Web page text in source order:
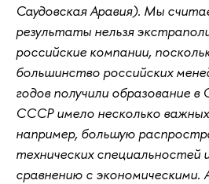
Саудовская Аравия). Мы
результаты нельзя
российские компании,
большинство российских
годов получили образование
СССР имело несколько
например, большую
технических специальностей
сравнению с экономическими.